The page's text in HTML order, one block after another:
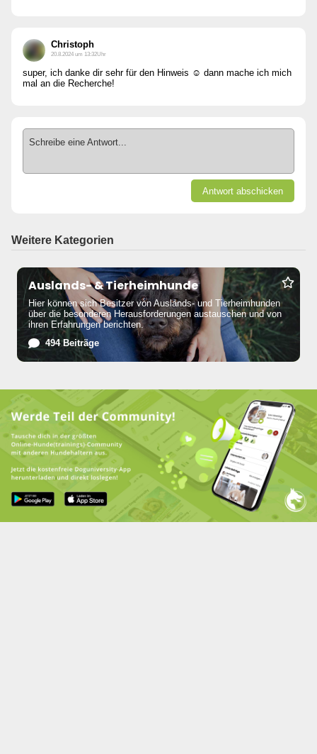
Christoph
20.8.2024 um 13:32Uhr
super, ich danke dir sehr für den Hinweis ☺️ dann mache ich mich
mal an die Recherche!
Schreibe eine Antwort...
Antwort abschicken
Weitere Kategorien
Auslands- & Tierheimhunde
Hier können sich Besitzer von Auslands- und Tierheimhunden
über die besonderen Herausforderungen austauschen und von
ihren Erfahrungen berichten.
494 Beiträge